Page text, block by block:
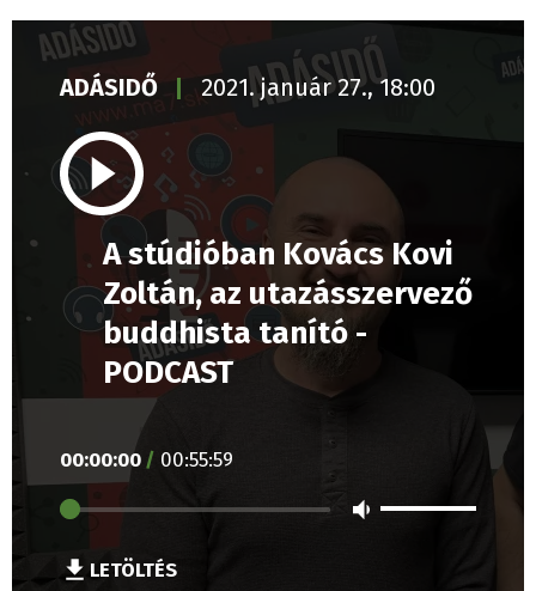
ADÁSIDŐ 2021. január 27., 18:00
A stúdióban Kovács Kovi
Zoltán, az utazásszervező
buddhista tanító -
PODCAST
00:00:00 / 00:55:59
LETÖLTÉS